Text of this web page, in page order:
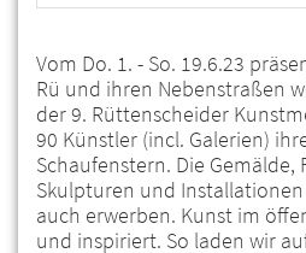
Vom Do. 1. - So. 19.6.23
Rü und ihren Nebenstraßen
der 9. Rüttenscheider
90 Künstler (incl. Galerien)
Schaufenstern. Die Gemälde,
Skulpturen und
auch erwerben. Kunst im
und inspiriert. So laden wir